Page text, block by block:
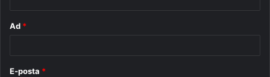
Ad *
E-posta *